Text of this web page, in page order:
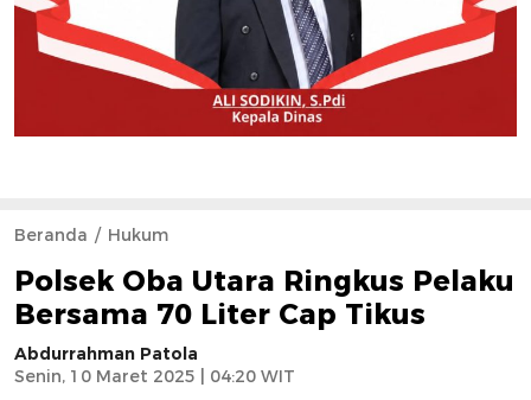
Beranda Hukum
Polsek Oba Utara Ringkus Pelaku
Bersama 70 Liter Cap Tikus
Abdurrahman Patola
Senin, 10 Maret 2025 | 04:20 WIT